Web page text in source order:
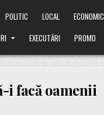
POLITIC LOCAL ECONOMIC
EXECUTĂRI PROMO
i facă oamenii